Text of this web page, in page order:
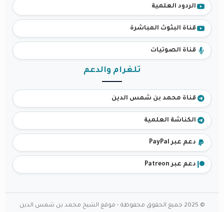
الردود العلمية
قناة البثوث المباشرة
قناة الصوتيات
تلغرام والدعم
قناة محمد بن شمس الدين
الكناشة العلمية
دعم عبر PayPal
دعم عبر Patreon
© 2025 جميع الحقوق محفوظة - موقع الشيخ محمد بن شمس الدين